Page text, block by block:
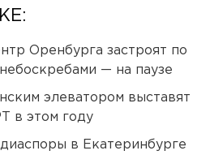
Оренбурга застроят по
— на паузе
элеватором выставят
в этом году
диаспоры в Екатеринбурге